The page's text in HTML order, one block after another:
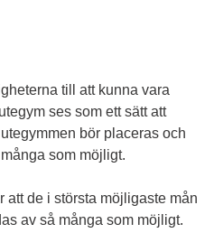
till att kunna vara
ses som ett sätt att
bör placeras och
som möjligt.
att de i största möjligaste mån
av så många som möjligt.